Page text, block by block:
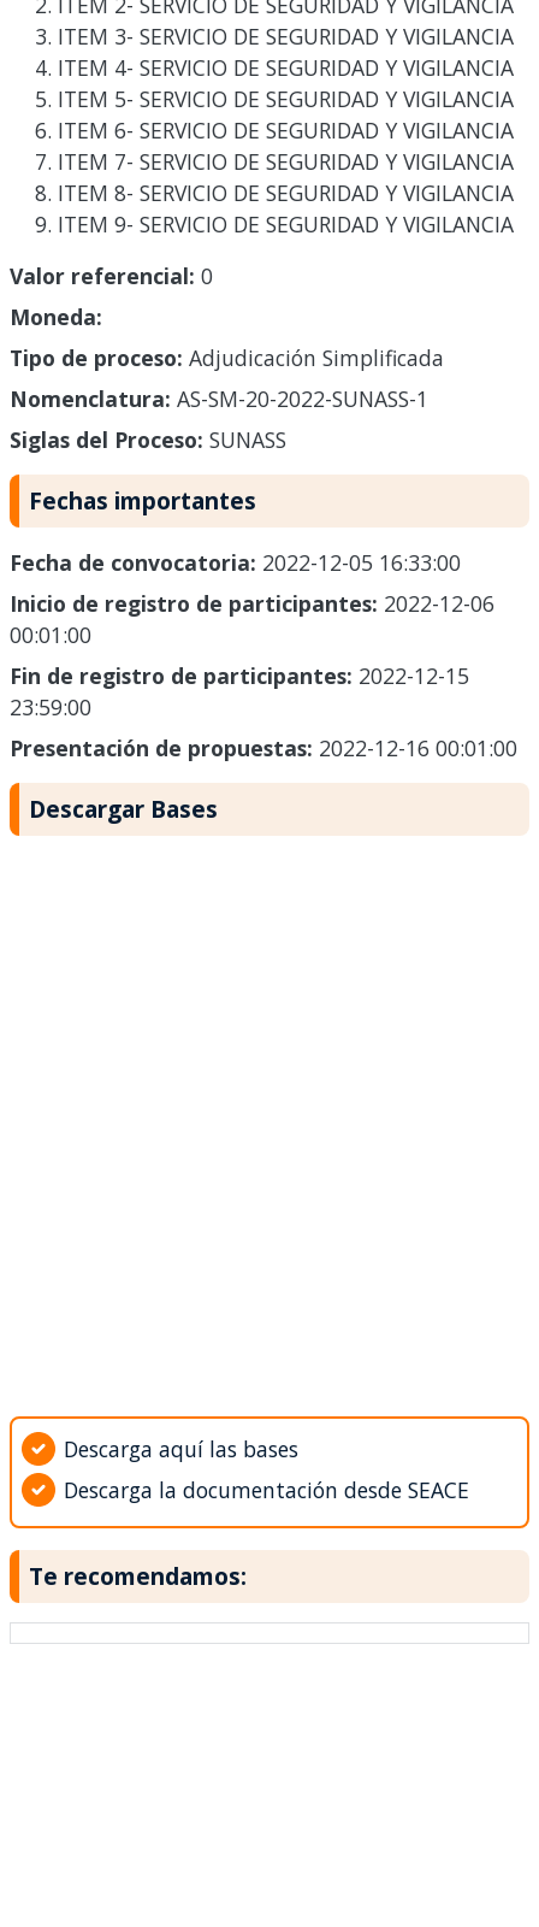
ITEM 3- SERVICIO DE SEGURIDAD Y VIGILANCIA
ITEM 4- SERVICIO DE SEGURIDAD Y VIGILANCIA
ITEM 5- SERVICIO DE SEGURIDAD Y VIGILANCIA
ITEM 6- SERVICIO DE SEGURIDAD Y VIGILANCIA
ITEM 7- SERVICIO DE SEGURIDAD Y VIGILANCIA
ITEM 8- SERVICIO DE SEGURIDAD Y VIGILANCIA
ITEM 9- SERVICIO DE SEGURIDAD Y VIGILANCIA
Valor referencial: 0
Moneda:
Tipo de proceso: Adjudicación Simplificada
Nomenclatura: AS-SM-20-2022-SUNASS-1
Siglas del Proceso: SUNASS
Fechas importantes
Fecha de convocatoria: 2022-12-05 16:33:00
Inicio de registro de participantes: 2022-12-06
00:01:00
Fin de registro de participantes: 2022-12-15
23:59:00
Presentación de propuestas: 2022-12-16 00:01:00
Descargar Bases
Descarga aquí las bases
Descarga la documentación desde SEACE
Te recomendamos: